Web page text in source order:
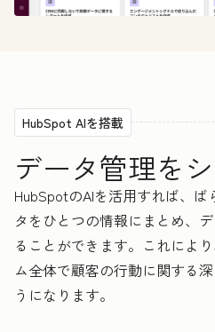
HubSpot AIを搭載
データ管理を
HubSpotのAIを活用すれば、
タをひとつの情報にまとめ、
ることができます。これによ
ム全体で顧客の行動に関する
うになります。